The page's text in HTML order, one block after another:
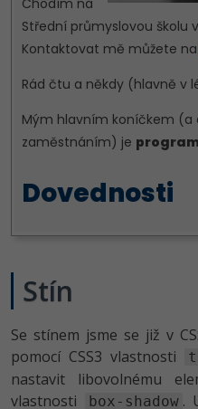
Stín
Se stínem jsme se již v
pomocí CSS3 vlastnosti
nastavit libovolnému
vlastnosti
box-shadow .